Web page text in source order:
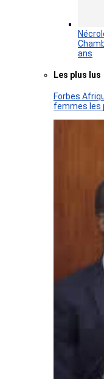
ans
Les plus lus
Forbes
femmes les